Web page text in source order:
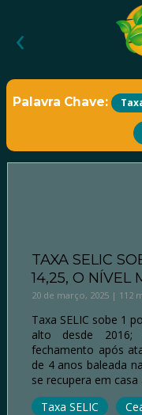
‹
Palavra Chave:
TAXA SELIC
14,25, O NÍVEL
20 de março, 2025 | 112
Taxa SELIC sobe 1
alto desde 2016;
fechamento após
de 4 anos baleada
se recupera em casa
Taxa SELIC